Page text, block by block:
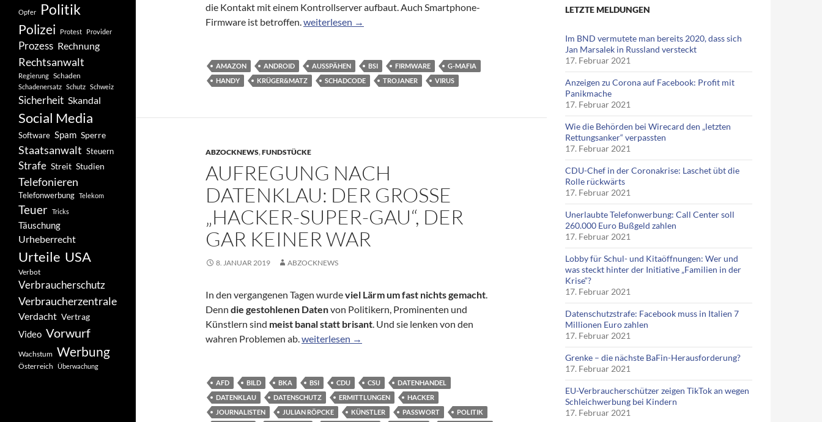
die Kontakt mit einem Kontrollserver aufbaut. Auch Smartphone-
Firmware ist betroffen.BSI warnt vor vorinstallierter Schadsoftware auf Billig-Smartphones und Tablets
weiterlesen →
AMAZON ANDROID AUSSPÄHEN BSI FIRMWARE
G-MAFIA
HANDY
KRÜGER&MATZ SCHADCODE TROJANER VIRUS
ABZOCKNEWS,FUNDSTÜCKE
AUFREGUNG NACH
DATENKLAU: DER GROSSE „
HACKER-SUPER-GAU“, DER G
AR KEINER WAR
8. JANUAR 2019 ABZOCKNEWS
In den vergangenen Tagen wurdeviel Lärm um fast nichts gemacht.
Denn die gestohlenen Datenvon Politikern, Prominenten und
Künstlern sind meist banal statt brisant. Und sie lenken von den
wahren Problemen ab.Aufregung nach Datenklau: Der große „Hacker-Super-GAU“, der gar keiner war
weiterlesen →
AFD BILD BKA BSI CDU CSU
DATENHANDEL
DATENKLAU
DATENSCHUTZ ERMITTLUNGEN
HACKER
JOURNALISTEN
JULIAN RÖPCKE KÜNSTLER PASSWORT
POLITIK
LETZTE MELDUNGEN
Im BND vermutete man bereits 2020, dass sich
Jan Marsalek in Russland versteckt
17. Februar 2021
Anzeigen zu Corona auf Facebook: Profit mit
Panikmache
17. Februar 2021
Wie die Behörden bei Wirecard den „letzten
Rettungsanker“ verpassten
17. Februar 2021
CDU-Chef in der Coronakrise: Laschet übt die
Rolle rückwärts
17. Februar 2021
Unerlaubte Telefonwerbung: Call Center soll
260.000 Euro Bußgeld zahlen
17. Februar 2021
Lobby für Schul- und Kitaöffnungen: Wer und
was steckt hinter der Initiative „Familien in der
Krise“?
17. Februar 2021
Datenschutzstrafe: Facebook muss in Italien 7
Millionen Euro zahlen
17. Februar 2021
Grenke – die nächste BaFin-Herausforderung?
17. Februar 2021
EU-Verbraucherschützer zeigen TikTok an wegen
Schleichwerbung bei Kindern
17. Februar 2021
Opfer Politik
Polizei Protest Provider
Prozess Rechnung
Rechtsanwalt
Regierung Schaden
Schadenersatz Schutz Schweiz
Sicherheit Skandal
Social Media
Software Spam Sperre
Staatsanwalt Steuern
Strafe Streit Studien
Telefonieren
Telefonwerbung Telekom
Teuer Tricks
Täuschung
Urheberrecht
Urteile USA
Verbot
Verbraucherschutz
Verbraucherzentrale
Verdacht Vertrag
Video Vorwurf
Wachstum Werbung
Österreich Überwachung